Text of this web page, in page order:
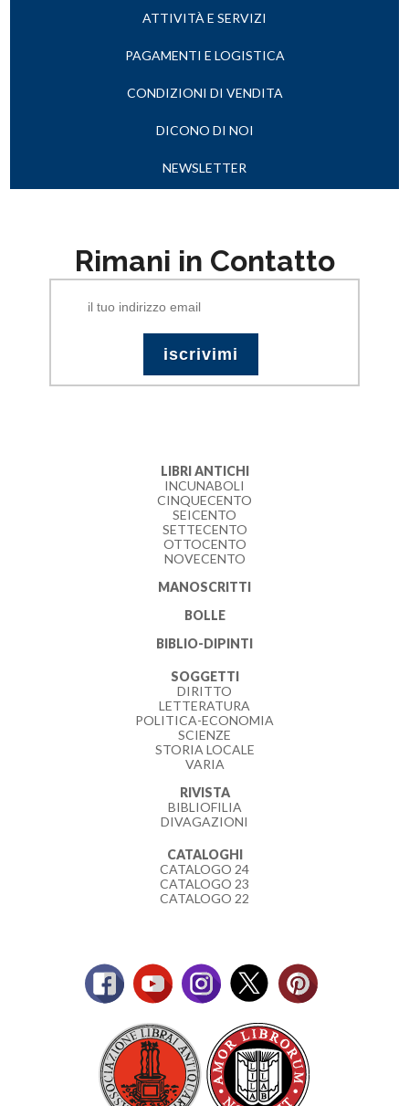
ATTIVITÀ E SERVIZI
PAGAMENTI E LOGISTICA
CONDIZIONI DI VENDITA
DICONO DI NOI
NEWSLETTER
Rimani in Contatto
LIBRI ANTICHI
INCUNABOLI
CINQUECENTO
SEICENTO
SETTECENTO
OTTOCENTO
NOVECENTO
MANOSCRITTI
BOLLE
BIBLIO-DIPINTI
SOGGETTI
DIRITTO
LETTERATURA
POLITICA-ECONOMIA
SCIENZE
STORIA LOCALE
VARIA
RIVISTA
BIBLIOFILIA
DIVAGAZIONI
CATALOGHI
CATALOGO 24
CATALOGO 23
CATALOGO 22